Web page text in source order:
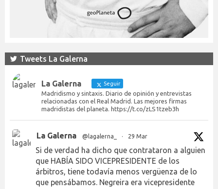
Tweets La Galerna
La Galerna Seguir
Madridismo y sintaxis. Diario de opinión y entrevistas
relacionadas con el Real Madrid. Las mejores firmas
madridistas del planeta. https://t.co/zLS1tzeb3h
La Galerna @lagalerna_ · 29 Mar
Si de verdad ha dicho que contrataron a alguien
que HABÍA SIDO VICEPRESIDENTE de los
árbitros, tiene todavía menos vergüenza de lo
que pensábamos. Negreira era vicepresidente